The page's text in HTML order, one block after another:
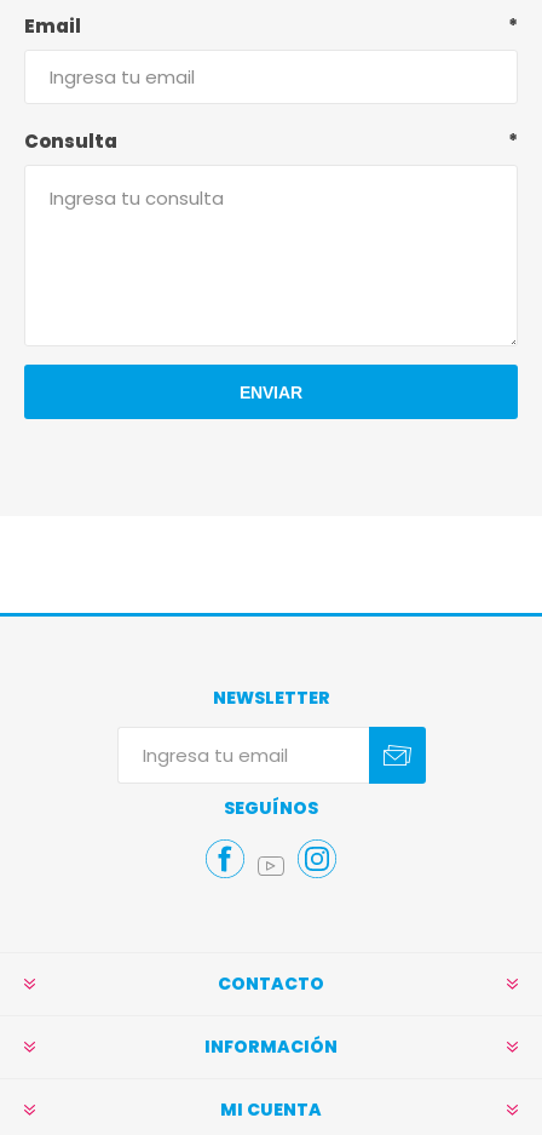
Email *
Consulta *
NEWSLETTER
SEGUÍNOS
CONTACTO
INFORMACIÓN
MI CUENTA